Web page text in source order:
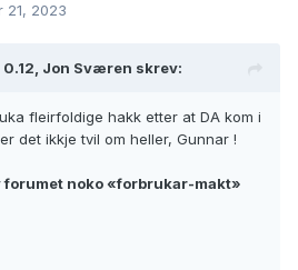
21, 2023
0.12, Jon Sværen skrev:
fleirfoldige hakk etter at DA kom i
det ikkje tvil om heller, Gunnar !
forumet noko «forbrukar-makt»